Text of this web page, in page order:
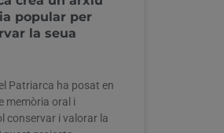
popular per
la seua
Patriarca ha posat en
memòria oral i
conservar i valorar la